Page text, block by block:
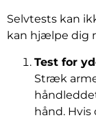
Selvtests kan
kan hjælpe dig
Test for
Stræk
hånd.